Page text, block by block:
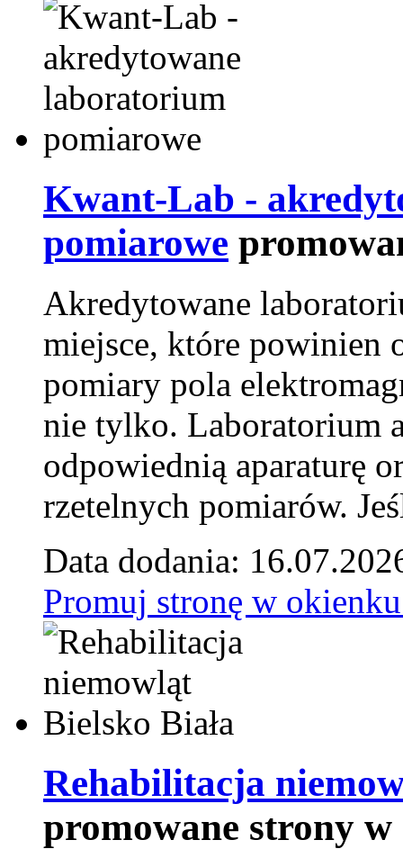
Kwant-Lab -
pomiarowe
Akredytowane
miejsce, które powinien
pomiary pola
nie tylko. Laboratorium
odpowiednią aparaturę
rzetelnych pomiarów.
Data dodania:
Promuj stronę w
Rehabilitacja
promowane strony